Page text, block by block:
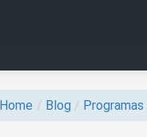
Home / Blog /